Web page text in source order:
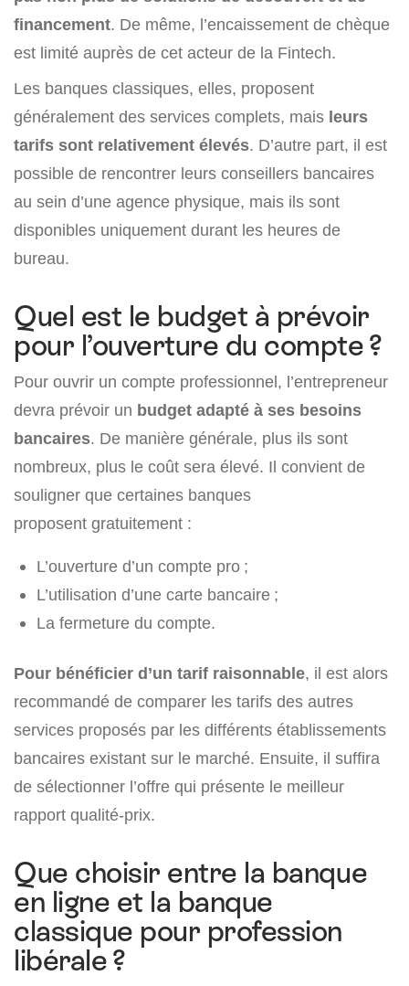
financement. De même, l’encaissement de chèque
est limité auprès de cet acteur de la Fintech.
Les banques classiques, elles, proposent
généralement des services complets, mais leurs
tarifs sont relativement élevés. D’autre part, il est
possible de rencontrer leurs conseillers bancaires
au sein d’une agence physique, mais ils sont
disponibles uniquement durant les heures de
bureau.
Quel est le budget à prévoir
pour l’ouverture du compte ?
Pour ouvrir un compte professionnel, l’entrepreneur
devra prévoir un budget adapté à ses besoins
bancaires. De manière générale, plus ils sont
nombreux, plus le coût sera élevé. Il convient de
souligner que certaines banques
proposent gratuitement :
L’ouverture d’un compte pro ;
L’utilisation d’une carte bancaire ;
La fermeture du compte.
Pour bénéficier d’un tarif raisonnable, il est alors
recommandé de comparer les tarifs des autres
services proposés par les différents établissements
bancaires existant sur le marché. Ensuite, il suffira
de sélectionner l’offre qui présente le meilleur
rapport qualité-prix.
Que choisir entre la banque
en ligne et la banque
classique pour profession
libérale ?